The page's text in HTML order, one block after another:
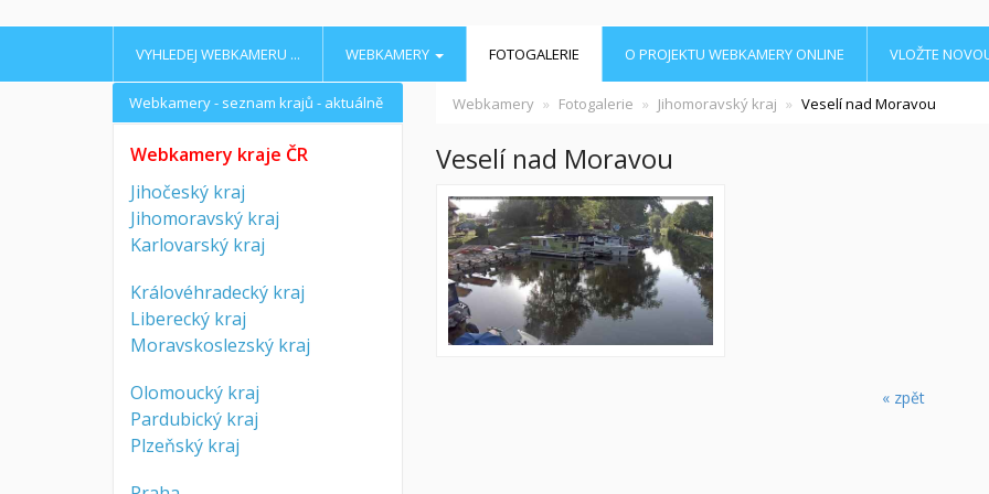
VYHLEDEJ WEBKAMERU ... WEBKAMERY FOTOGALERIE O PROJEKTU WEBKAMERY ONLINE VLOŽTE
Webkamery Fotogalerie Jihomoravský kraj Veselí nad Moravou
Veselí nad Moravou
« zpět
Webkamery - seznam krajů - aktuálně
Webkamery kraje ČR
Jihočeský kraj
Jihomoravský kraj
Karlovarský kraj
Královéhradecký kraj
Liberecký kraj
Moravskoslezský kraj
Olomoucký kraj
Pardubický kraj
Plzeňský kraj